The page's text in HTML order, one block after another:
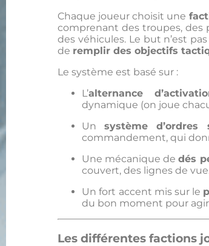
Chaque joueur choisit une
comprenant des troupes, des
des véhicules. Le but n’est
de remplir des objectifs
Le système est basé sur :
L’alternance
dynamique (on joue
Unsystème d’ordres
commandement, qui
Une mécanique dedés
couvert, des lignes de
Un fort accent mis sur le
du bon moment pour
Les différentes factions